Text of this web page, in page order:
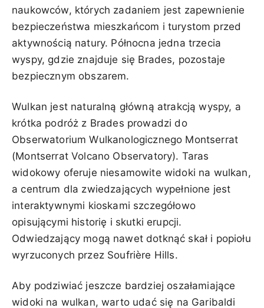
naukowców, których zadaniem jest zapewnienie
bezpieczeństwa mieszkańcom i turystom przed
aktywnością natury. Północna jedna trzecia
wyspy, gdzie znajduje się Brades, pozostaje
bezpiecznym obszarem.
Wulkan jest naturalną główną atrakcją wyspy, a
krótka podróż z Brades prowadzi do
Obserwatorium Wulkanologicznego Montserrat
(Montserrat Volcano Observatory). Taras
widokowy oferuje niesamowite widoki na wulkan,
a centrum dla zwiedzających wypełnione jest
interaktywnymi kioskami szczegółowo
opisującymi historię i skutki erupcji.
Odwiedzający mogą nawet dotknąć skał i popiołu
wyrzuconych przez Soufrière Hills.
Aby podziwiać jeszcze bardziej oszałamiające
widoki na wulkan, warto udać się na Garibaldi